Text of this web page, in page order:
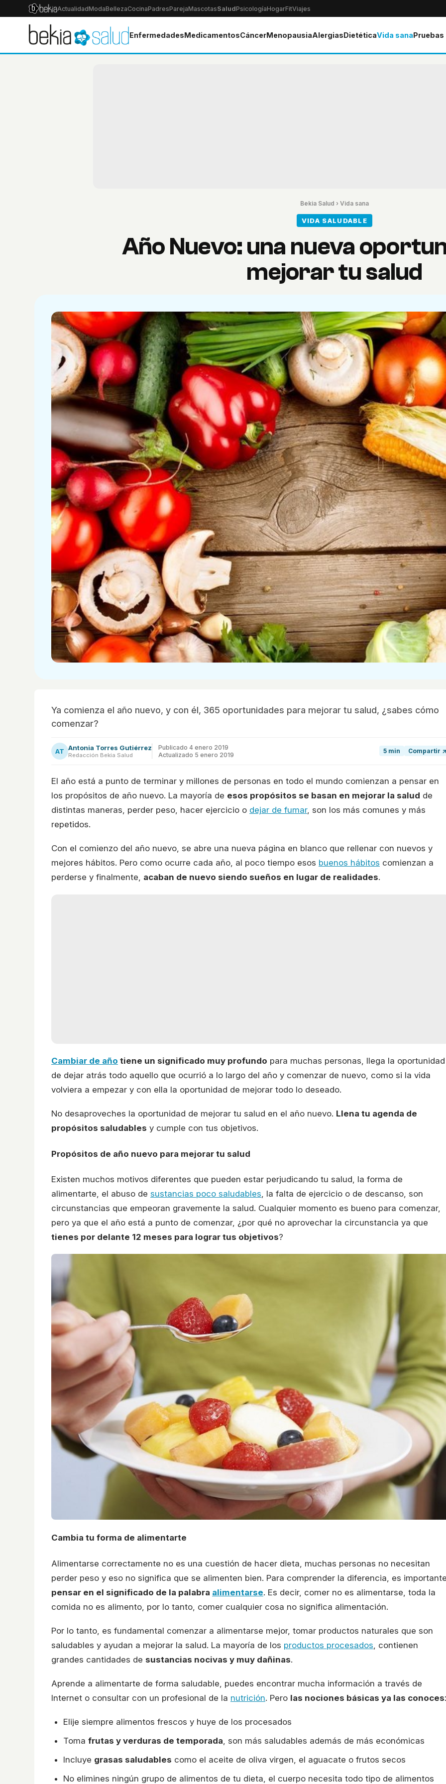
ActualidadModaBellezaCocinaPadresParejaMascotasSaludPsicologíaHogarFitViajes
EnfermedadesMedicamentosCáncerMenopausiaAlergiasDietéticaVida sana
Bekia Salud › Vida sana
VIDA SALUDABLE
Año Nuevo: una nueva
mejorar tu salud
Ya comienza el año nuevo, y con él, 365 oportunidades para mejorar tu salud, ¿sabes cómo
comenzar?
AT Antonia Torres Gutiérrez
Redacción Bekia Salud
Publicado 4 enero 2019
Actualizado 5 enero 2019
5 min Compartir ↗
El año está a punto de terminar y millones de personas en todo el mundo comienzan a pensar en
los propósitos de año nuevo. La mayoría de esos propósitos se basan en mejorar la salud de
distintas maneras, perder peso, hacer ejercicio o dejar de fumar, son los más comunes y más
repetidos.
Con el comienzo del año nuevo, se abre una nueva página en blanco que rellenar con nuevos y
mejores hábitos. Pero como ocurre cada año, al poco tiempo esos buenos hábitos comienzan a
perderse y finalmente, acaban de nuevo siendo sueños en lugar de realidades.
Cambiar de año tiene un significado muy profundo para muchas personas, llega la oportunidad
de dejar atrás todo aquello que ocurrió a lo largo del año y comenzar de nuevo, como si la vida
volviera a empezar y con ella la oportunidad de mejorar todo lo deseado.
No desaproveches la oportunidad de mejorar tu salud en el año nuevo. Llena tu agenda de
propósitos saludables y cumple con tus objetivos.
Propósitos de año nuevo para mejorar tu salud
Existen muchos motivos diferentes que pueden estar perjudicando tu salud, la forma de
alimentarte, el abuso de sustancias poco saludables, la falta de ejercicio o de descanso, son
circunstancias que empeoran gravemente la salud. Cualquier momento es bueno para comenzar,
pero ya que el año está a punto de comenzar, ¿por qué no aprovechar la circunstancia ya que
tienes por delante 12 meses para lograr tus objetivos?
Cambia tu forma de alimentarte
Alimentarse correctamente no es una cuestión de hacer dieta, muchas personas no necesitan
perder peso y eso no significa que se alimenten bien. Para comprender la diferencia, es
pensar en el significado de la palabra alimentarse. Es decir, comer no es alimentarse, toda la
comida no es alimento, por lo tanto, comer cualquier cosa no significa alimentación.
Por lo tanto, es fundamental comenzar a alimentarse mejor, tomar productos naturales que son
saludables y ayudan a mejorar la salud. La mayoría de los productos procesados , contienen
grandes cantidades de sustancias nocivas y muy dañinas.
Aprende a alimentarte de forma saludable, puedes encontrar mucha información a través de
Internet o consultar con un profesional de la nutrición. Pero las nociones básicas ya las conoces:
Elije siempre alimentos frescos y huye de los procesados
Toma frutas y verduras de temporada , son más saludables además de más económicas
Incluye grasas saludables como el aceite de oliva virgen, el aguacate o frutos secos
No elimines ningún grupo de alimentos de tu dieta, el cuerpo necesita todo tipo de alimentos